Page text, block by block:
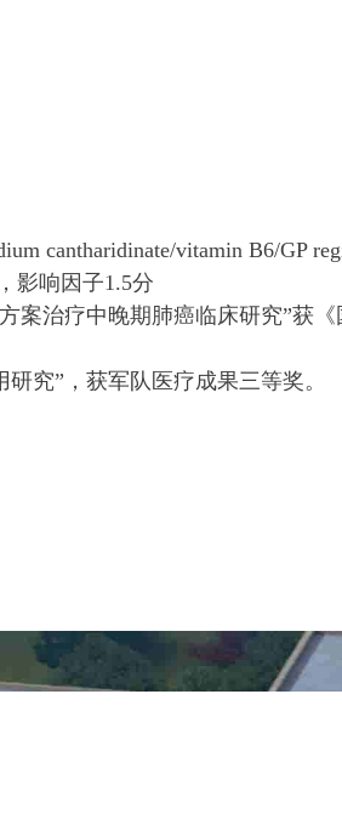
马来西亚 生存达1年以上
我叫黄俊威，今年51岁，来自马
cantharidinate/vitamin B6/GP
影响因子1.5分
案治疗中晚期肺癌临床研究”获
究”，获军队医疗成果三等奖。